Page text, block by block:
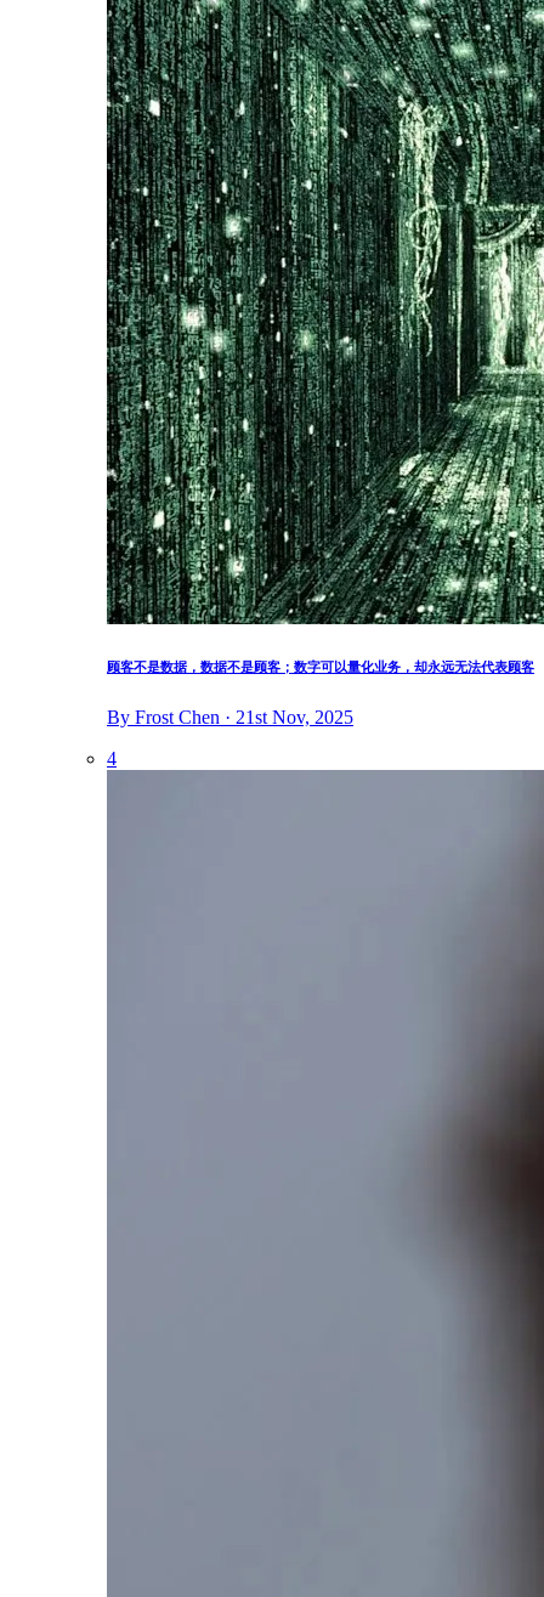
顾客不是数据，数据不是顾客；数字可以量化业务，却永远无法代表顾客
By Frost Chen · 21st Nov, 2025
4